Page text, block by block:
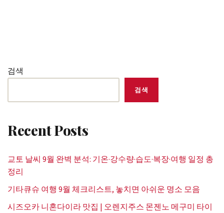
검색
검색
Recent Posts
교토 날씨 9월 완벽 분석: 기온·강수량·습도·복장·여행 일정 총
정리
기타큐슈 여행 9월 체크리스트, 놓치면 아쉬운 명소 모음
시즈오카 니혼다이라 맛집 | 오렌지주스 몬젠노 메구미 타이